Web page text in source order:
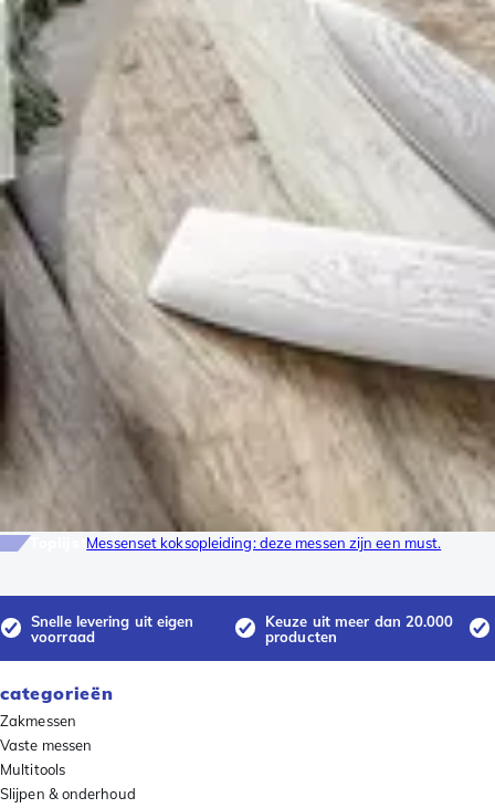
Messenset koksopleiding: deze messen zijn een must.
Snelle levering uit eigen
voorraad
Keuze uit meer dan 20.000
producten
categorieën
Zakmessen
Vaste messen
Multitools
Slijpen & onderhoud